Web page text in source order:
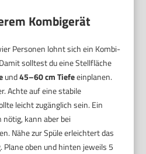
Kombigerät
Personen lohnt sich ein Kombi-
solltest du eine Stellfläche
und45–60 cm Tiefeeinplanen.
Achte auf eine stabile
leicht zugänglich sein. Ein
kann aber bei
Nähe zur Spüle erleichtert das
Plane oben und hinten jeweils 5